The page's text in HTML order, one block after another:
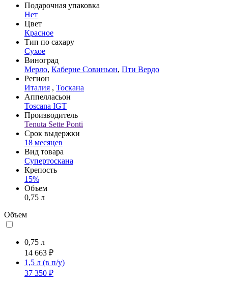
Подарочная упаковка
Нет
Цвет
Красное
Тип по сахару
Сухое
Виноград
Мерло, Каберне Совиньон, Пти Вердо
Регион
Италия , Тоскана
Аппелласьон
Toscana IGT
Производитель
Tenuta Sette Ponti
Срок выдержки
18 месяцев
Вид товара
Супертоскана
Крепость
15%
Объем
0,75 л
Объем
0,75 л
14 663 ₽
1,5 л (в п/у)
37 350 ₽